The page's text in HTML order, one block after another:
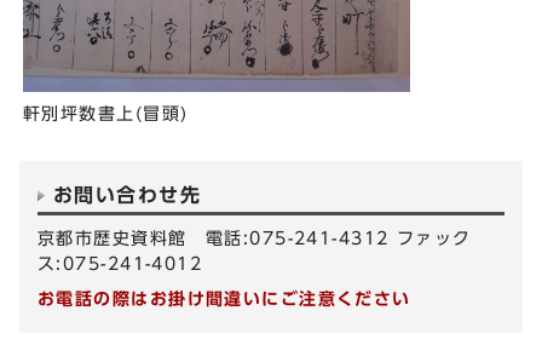
軒別坪数書上(冒頭)
お問い合わせ先
京都市歴史資料館 電話:075-241-4312 ファック
ス:075-241-4012
お電話の際はお掛け間違いにご注意ください